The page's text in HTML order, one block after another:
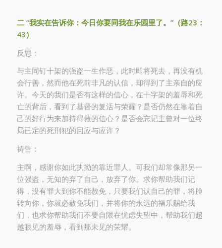
二 “我实在告诉你：今日你要同我在乐园里了。 ”（路23 ：
43）
反思：
与主同钉十架的强盗一生作恶，此时即将死去，再没有机
会行善，然而他在死前非凡的认信，却得到了主亲自的应
许。今天的我们是否有这样的信心，在十字架的羞辱和死
亡的背后，看到了基督的复活与荣耀？是否仍然在靠着自
己的好行为来加持得救的信心？是否会忘记主曾对一位终
局已定的死刑犯的回应与应许？
祷告：
主啊，感谢你如此执拗的靠近罪人。可我们却常像那另一
位强盗，无知的弃了自己，放弃了你。求你帮助我们记
得，没有罪大到你不能赦免，只要我们认自己的罪，将脸
转向你，你就必赦免我们，并将你的永远的福乐赐给我
们，也求你帮助我们不要自限在忧虑失望中，帮助我们超
越眼见的羞辱，看到那未见的荣耀。